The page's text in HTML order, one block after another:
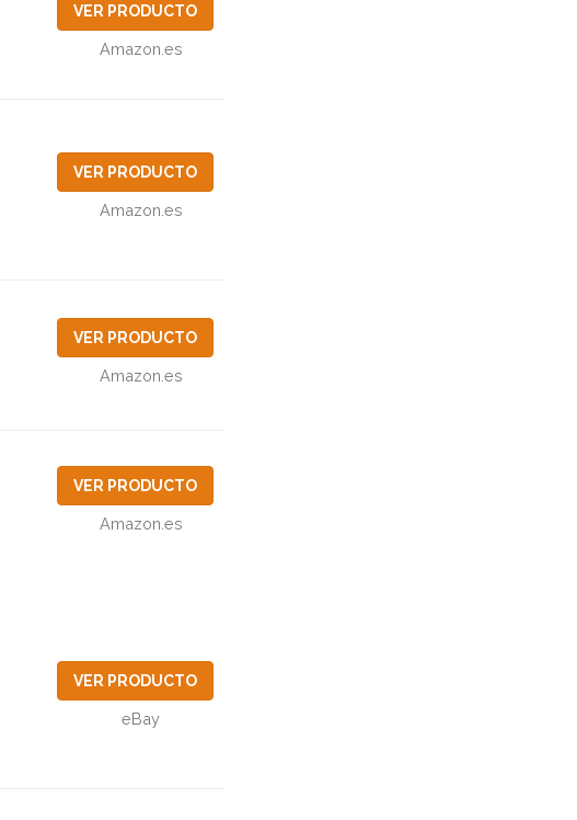
VER PRODUCTO
Amazon.es
VER PRODUCTO
Amazon.es
VER PRODUCTO
Amazon.es
VER PRODUCTO
Amazon.es
VER PRODUCTO
eBay